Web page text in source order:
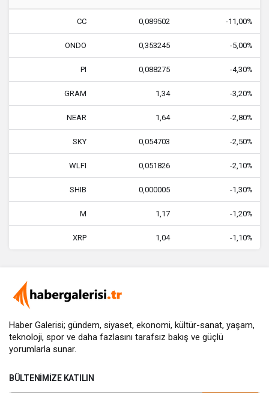
CC 0,089502 -11,00%
ONDO 0,353245 -5,00%
PI 0,088275 -4,30%
GRAM 1,34 -3,20%
NEAR 1,64 -2,80%
SKY 0,054703 -2,50%
WLFI 0,051826 -2,10%
SHIB 0,000005 -1,30%
M 1,17 -1,20%
XRP 1,04 -1,10%
Haber Galerisi; gündem, siyaset, ekonomi, kültür-sanat, yaşam,
teknoloji, spor ve daha fazlasını tarafsız bakış ve güçlü
yorumlarla sunar.
BÜLTENIMIZE KATILIN